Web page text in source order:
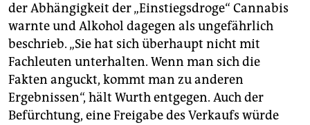
der Abhängigkeit der „Einstiegsdroge“ Cannabis
warnte und Alkohol dagegen als ungefährlich
beschrieb. „Sie hat sich überhaupt nicht mit
Fachleuten unterhalten. Wenn man sich die
Fakten anguckt, kommt man zu anderen
Ergebnissen“, hält Wurth entgegen. Auch der
Befürchtung, eine Freigabe des Verkaufs würde